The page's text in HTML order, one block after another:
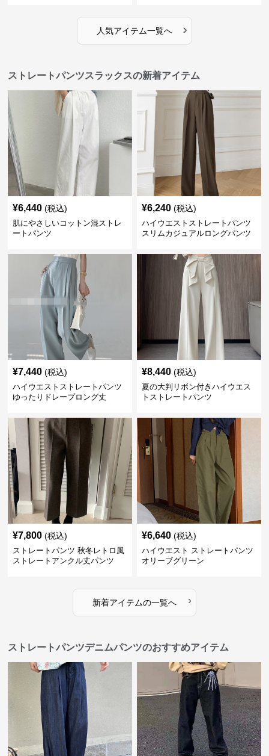
人気アイテム一覧へ ›
ストレートパンツスラックスの新着アイテム
¥6,440 (税込)
肌にやさしいコットン混ストレ
ートパンツ
¥6,240 (税込)
ハイウエストストレートパンツ
スリムカジュアルロングパンツ
¥7,440 (税込)
ハイウエストストレートパンツ
ゆったりドレープロング丈
¥8,440 (税込)
夏の大判リボン付きハイウエス
トストレートパンツ
¥7,800 (税込)
ストレートパンツ 秋冬レトロ風
ストレートアンクル丈パンツ
¥6,640 (税込)
ハイウエスト ストレートパンツ
オリーブグリーン
新着アイテムの一覧へ ›
ストレートパンツデニムパンツのおすすめアイテム